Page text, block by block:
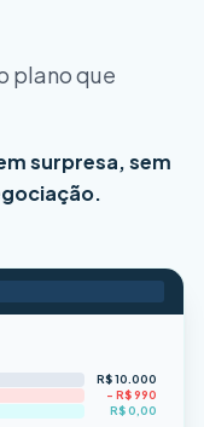
R$ 10.000
− R$ 990
R$ 0,00
plano que
surpresa, sem